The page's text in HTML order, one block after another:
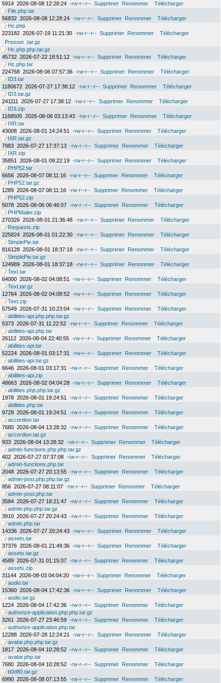
5914 2026-08-08 12:28:24 -rw-r--r-- Supprimer Renommer
Télécharger
File.php.tar
56832 2026-08-08 12:28:24 -rw-r--r-- Supprimer Renommer
Télécharger
Hc.php
223182 2026-07-19 11:21:30 -rw-r--r-- Supprimer Renommer
Télécharger
Presser .tar.gz
Hc.php.php.tar.gz
45732 2026-07-22 18:51:12 -rw-r--r-- Supprimer Renommer
Télécharger
Hc.php.tar
224768 2026-08-06 07:57:36 -rw-r--r-- Supprimer Renommer
Télécharger
ID3.tar
1180672 2026-07-27 17:38:12 -rw-r--r-- Supprimer Renommer
Télécharger
ID3.tar.gz
241111
2026-07-27 17:38:12 -rw-r--r-- Supprimer Renommer
Télécharger
ID3.zip
1168505 2026-08-06 03:13:43 -rw-r--r-- Supprimer Renommer
Télécharger
IXR.tar
43008 2026-08-01 14:24:51 -rw-r--r-- Supprimer Renommer
Télécharger
IXR.tar.gz
7983 2026-07-27 17:37:13 -rw-r--r-- Supprimer Renommer
Télécharger
IXR.zip
35851
2026-08-01 09:22:19 -rw-r--r-- Supprimer Renommer
Télécharger
PHP52.tar
6656 2026-08-07 08:11:16 -rw-r--r-- Supprimer Renommer
Télécharger
PHP52.tar.gz
1289 2026-08-07 08:11:16 -rw-r--r-- Supprimer Renommer
Télécharger
PHP52.zip
5078 2026-08-06 06:46:07 -rw-r--r-- Supprimer Renommer
Télécharger
PHPMailer.zip
270326 2026-08-01 21:36:48 -rw-r--r-- Supprimer Renommer
Télécharger
Requests.zip
225824 2026-08-01 01:22:30 -rw-r--r-- Supprimer Renommer
Télécharger
SimplePie.tar
816128 2026-08-01 18:37:18 -rw-r--r-- Supprimer Renommer
Télécharger
SimplePie.tar.gz
124989 2026-08-01 18:37:18 -rw-r--r-- Supprimer Renommer
Télécharger
Text.tar
64000 2026-08-02 04:08:51 -rw-r--r-- Supprimer Renommer
Télécharger
Text.tar.gz
12764 2026-08-02 04:08:52 -rw-r--r-- Supprimer Renommer
Télécharger
Text.zip
57549 2026-07-31 10:23:04 -rw-r--r-- Supprimer Renommer
Télécharger
abilities-api.php.php.tar.gz
5373 2026-07-31 11:22:52 -rw-r--r-- Supprimer Renommer
Télécharger
abilities-api.php.tar
26112 2026-08-04 22:40:55 -rw-r--r-- Supprimer Renommer
Télécharger
abilities-api.tar
52224 2026-08-01 03:17:31 -rw-r--r-- Supprimer Renommer
Télécharger
abilities-api.tar.gz
6646 2026-08-01 03:17:31 -rw-r--r-- Supprimer Renommer
Télécharger
abilities-api.zip
48663 2026-08-02 04:04:28 -rw-r--r-- Supprimer Renommer
Télécharger
abilities.php.php.tar.gz
1978 2026-08-01 19:24:51 -rw-r--r-- Supprimer Renommer
Télécharger
abilities.php.tar
9728 2026-08-01 19:24:51 -rw-r--r-- Supprimer Renommer
Télécharger
accordion.tar
7680 2026-08-04 13:28:32 -rw-r--r-- Supprimer Renommer
Télécharger
accordion.tar.gz
933 2026-08-04 13:28:32 -rw-r--r-- Supprimer Renommer
Télécharger
admin-functions.php.php.tar.gz
402 2026-07-27 07:37:08 -rw-r--r-- Supprimer Renommer
Télécharger
admin-functions.php.tar
2048 2026-07-27 20:13:55 -rw-r--r-- Supprimer Renommer
Télécharger
admin-post.php.php.tar.gz
856 2026-07-27 08:11:07 -rw-r--r-- Supprimer Renommer
Télécharger
admin-post.php.tar
3584 2026-07-27 18:21:47 -rw-r--r-- Supprimer Renommer
Télécharger
admin.php.php.tar.gz
3910 2026-07-27 20:24:43 -rw-r--r-- Supprimer Renommer
Télécharger
admin.php.tar
14336 2026-07-27 20:24:43 -rw-r--r-- Supprimer Renommer
Télécharger
assets.tar
37376 2026-08-01 21:49:36 -rw-r--r-- Supprimer Renommer
Télécharger
assets.tar.gz
4589 2026-07-31 01:15:07 -rw-r--r-- Supprimer Renommer
Télécharger
assets.zip
31144 2026-08-03 04:04:20 -rw-r--r-- Supprimer Renommer
Télécharger
audio.tar
15360 2026-08-04 17:42:36 -rw-r--r-- Supprimer Renommer
Télécharger
audio.tar.gz
1224 2026-08-04 17:42:36 -rw-r--r-- Supprimer Renommer
Télécharger
authorize-application.php.php.tar.gz
3261
2026-07-27 23:46:59 -rw-r--r-- Supprimer Renommer
Télécharger
authorize-application.php.tar
12288 2026-07-28 12:24:21 -rw-r--r-- Supprimer Renommer
Télécharger
avatar.php.php.tar.gz
1817 2026-08-04 10:28:52 -rw-r--r-- Supprimer Renommer
Télécharger
avatar.php.tar
7680 2026-08-04 10:28:52 -rw-r--r-- Supprimer Renommer
Télécharger
b0d80.tar.gz
6990 2026-08-08 07:13:55 -rw-r--r-- Supprimer Renommer
Télécharger